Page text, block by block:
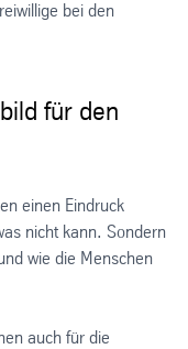
bei den
für den
einen Eindruck
nicht kann. Sondern
wie die Menschen
auch für die